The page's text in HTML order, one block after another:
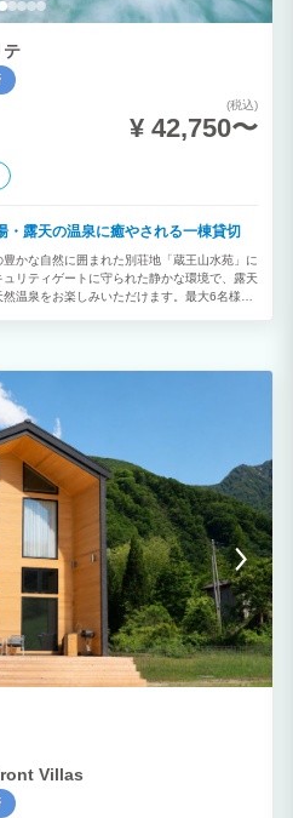
て50,000円を請求します。 5. 夜間の過ごし
のため、夜間の騒音は厳禁です。 20時以降
での、大きな音量での音楽、会話、歌唱な
用は禁止ですので、窓を閉め室内でお過ご
その場で退去となります。 6. 火気厳禁と
ャンドル等の火気類の持ち込み・使用は禁
ペレット以外の燃料（固形燃料、薪、炭な
障・汚損時は本体弁償代および修理費用を
レットストーブ、グリルの電源はオフにし
ール 室内は全面土足厳禁です。 室内用ス
やテラスなどの屋外へ出ることはお止めくだ
飲食および強い臭いの制限 室内への強い臭
円を請求します。 9. ペット・パーティ
ーやイベントの開催は禁止です。 違反時
請求します。 10. 清掃、ゴミ処理、原状回復
や嘔吐等による著しい汚損は、追加清掃・
設備・備品の取り扱いと破損 館内設備
蔵庫等）の設定変更や電源切断は禁止で
合はチェックインから3時間以内にメッセー
降はゲストの過失とみなし実費を請求しま
指定スペース内へ建物に寄せて駐車してく
場内での事故・盗難について当施設は一切
いて ピザやサウナハット等の利用は、現地
ルール違反による追加清掃費や時間外滞在
で、現地にてクレジットカードまたは
14. キャンセルポリシーと免責事項 ゲスト
等）による返金はできません。 直前キャン
行キャンセル保険」へのご加入をおすすめい
チェックインから1時間以内に証拠写真と共
します。 自然環境に伴う虫の発生、予期せ
て当施設は免責（返金不可）とします。 15.
・サウナ周辺等）での怪我や事故、アレル
ストは一切の責任を負いません。 野生動物
(税込)
¥ 42,750〜
・露天の温泉に癒やされる一棟貸切
かな自然に囲まれた別荘地「蔵王山水苑」に
リティゲートに守られた静かな環境で、露天
温泉をお楽しみいただけます。最大6名様ま
ゾート、宮城蔵王キツネ村などへのアクセス
々の滞在をお楽しみいただけます。
Villas